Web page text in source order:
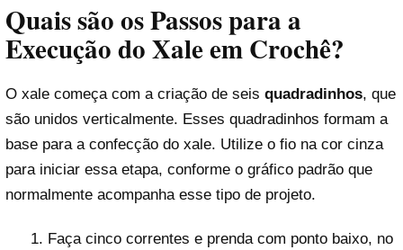
Quais são os Passos para a
Execução do Xale em Crochê?
O xale começa com a criação de seis quadradinhos, que
são unidos verticalmente. Esses quadradinhos formam a
base para a confecção do xale. Utilize o fio na cor cinza
para iniciar essa etapa, conforme o gráfico padrão que
normalmente acompanha esse tipo de projeto.
Faça cinco correntes e prenda com ponto baixo, no